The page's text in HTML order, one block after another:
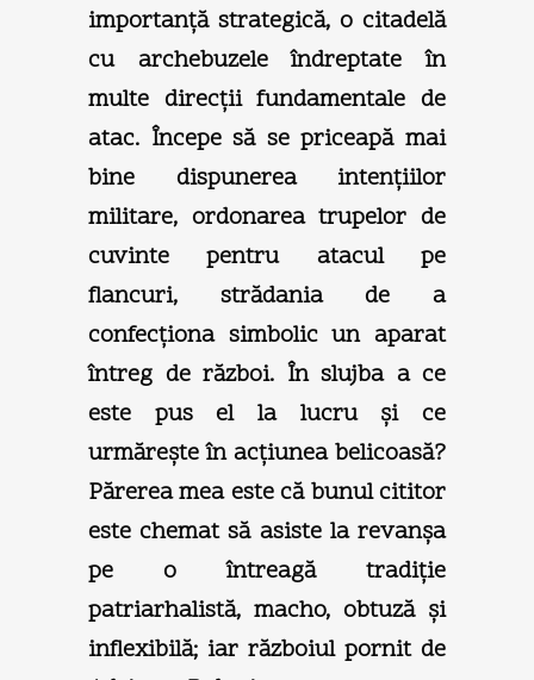
importanţă strategică, o citadelă
cu archebuzele îndreptate în
multe direcţii fundamentale de
atac. Începe să se priceapă mai
bine dispunerea intenţiilor
militare, ordonarea trupelor de
cuvinte pentru atacul pe
flancuri, strădania de a
confecţiona simbolic un aparat
întreg de război. În slujba a ce
este pus el la lucru şi ce
urmăreşte în acţiunea belicoasă?
Părerea mea este că bunul cititor
este chemat să asiste la revanşa
pe o întreagă tradiţie
patriarhalistă, macho, obtuză şi
inflexibilă; iar războiul pornit de